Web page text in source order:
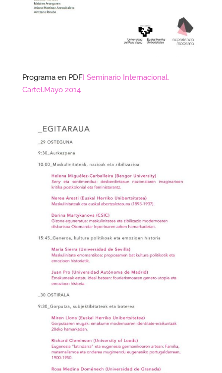
Programa en PDFI Seminario Internacional.
Cartel.Mayo 2014